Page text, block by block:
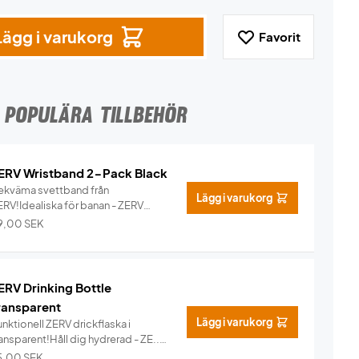
i varukorg Favorit
POPULÄRA TILLBEHÖR
Wristband 2-Pack Black
svettband från
för banan - ZERV
SEK
Lägg i varukorg
Drinking Bottle
ZERV drickflaska i
dig hydrerad - ZE...
Lägg i varukorg